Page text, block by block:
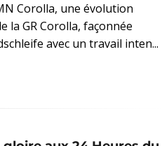
Corolla, une évolution
la GR Corolla, façonnée
avec un travail inten...